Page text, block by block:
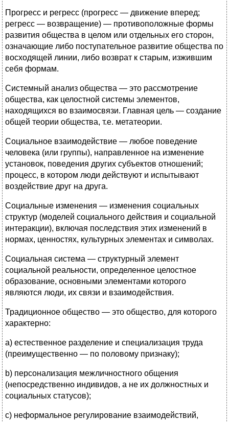
Прогресс и регресс (прогресс — движение вперед;
регресс — возвращение) — противоположные формы
развития общества в целом или отдельных его сторон,
означающие либо поступательное развитие общества по
восходящей линии, либо возврат к старым, изжившим
себя формам.
Системный анализ общества — это рассмотрение
общества, как целостной системы элементов,
находящихся во взаимосвязи. Главная цель — создание
общей теории общества, т.е. метатеории.
Социальное взаимодействие — любое поведение
человека (или группы), направленное на изменение
установок, поведения других субъектов отношений;
процесс, в котором люди действуют и испытывают
воздействие друг на друга.
Социальные изменения — изменения социальных
структур (моделей социального действия и социальной
интеракции), включая последствия этих изменений в
нормах, ценностях, культурных элементах и символах.
Социальная система — структурный элемент
социальной реальности, определенное целостное
образование, основными элементами которого
являются люди, их связи и взаимодействия.
Традиционное общество — это общество, для которого
характерно:
a) естественное разделение и специализация труда
(преимущественно — по половому признаку);
b) персонализация межличностного общения
(непосредственно индивидов, а не их должностных и
социальных статусов);
c) неформальное регулирование взаимодействий,